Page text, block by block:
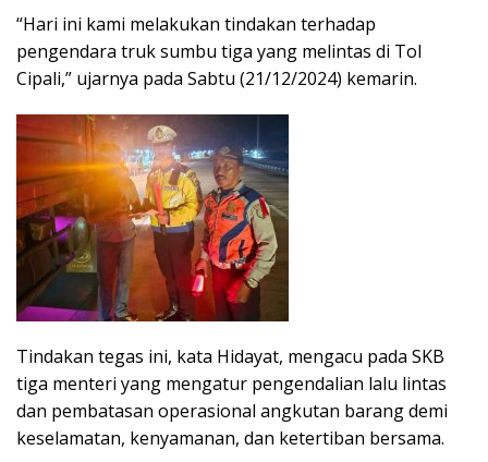
“Hari ini kami melakukan tindakan terhadap
pengendara truk sumbu tiga yang melintas di Tol
Cipali,” ujarnya pada Sabtu (21/12/2024) kemarin.
Tindakan tegas ini, kata Hidayat, mengacu pada SKB
tiga menteri yang mengatur pengendalian lalu lintas
dan pembatasan operasional angkutan barang demi
keselamatan, kenyamanan, dan ketertiban bersama.